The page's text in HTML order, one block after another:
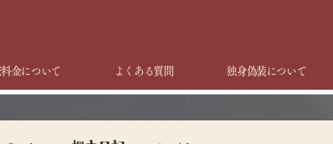
金について よくある質問 独身偽装について